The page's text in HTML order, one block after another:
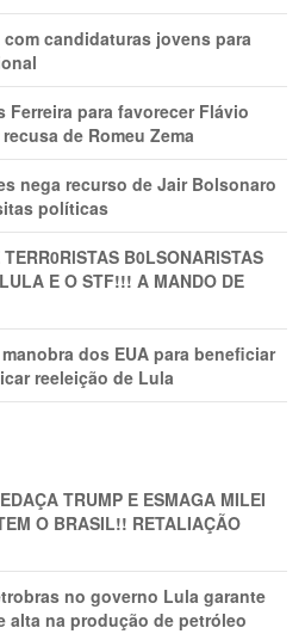
candidaturas jovens para
Ferreira para favorecer Flávio
de Romeu Zema
nega recurso de Jair Bolsonaro
políticas
B0LSONARlSTAS
E O STF!!! A MANDO DE
dos EUA para beneficiar
reeleição de Lula
TRUMP E ESMAGA MILEI
O BRASIL!! RETALIAÇÃO
no governo Lula garante
alta na produção de petróleo